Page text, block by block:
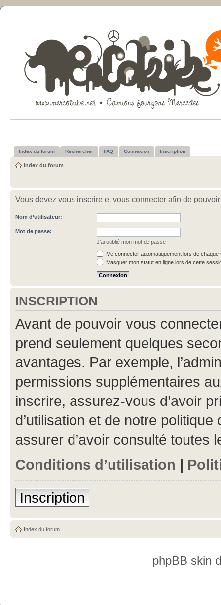
Index du forum Rechercher FAQ Connexion Inscription
Index du forum
Vous devez vous inscrire et vous connecter afin de
Nom d’utilisateur:
Mot de passe:
J’ai oublié mon mot de passe
Me connecter automatiquement lors de chaque
Masquer mon statut en ligne lors de cette
INSCRIPTION
Avant de pouvoir vous
prend seulement quelques
avantages. Par exemple,
permissions supplémentaires
inscrire, assurez-vous d’avoir
d’utilisation et de notre
assurer d’avoir consulté toutes
Conditions d’utilisation |
Inscription
Index du forum
phpBB skin